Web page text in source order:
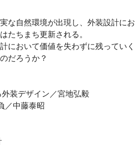
な自然環境が出現し、外装設計にお
たちまち更新される。
において価値を失わずに残っていく
だろうか？
外装デザイン／宮地弘毅
／中藤泰昭